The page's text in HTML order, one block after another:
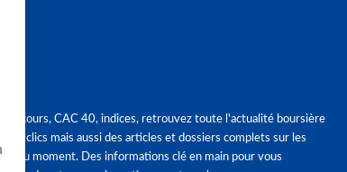
cours, CAC 40, indices, retrouvez toute l'actualité boursière
clics mais aussi des articles et dossiers complets sur les
du moment. Des informations clé en main pour vous